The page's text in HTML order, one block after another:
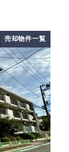
売却物件一覧